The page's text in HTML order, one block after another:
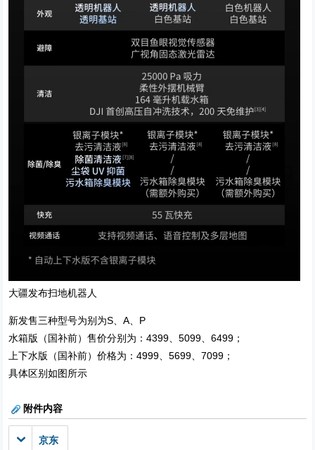
大疆发布扫地机器人
新发售三种型号为别为S、A、P
水箱版（国补前）售价分别为：4399、5099、6499；
上下水版（国补前）价格为：4999、5699、7099；
具体区别如图所示
附件内容
京东